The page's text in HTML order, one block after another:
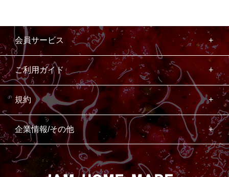
会員サービス
ご利用ガイド
規約
企業情報/その他